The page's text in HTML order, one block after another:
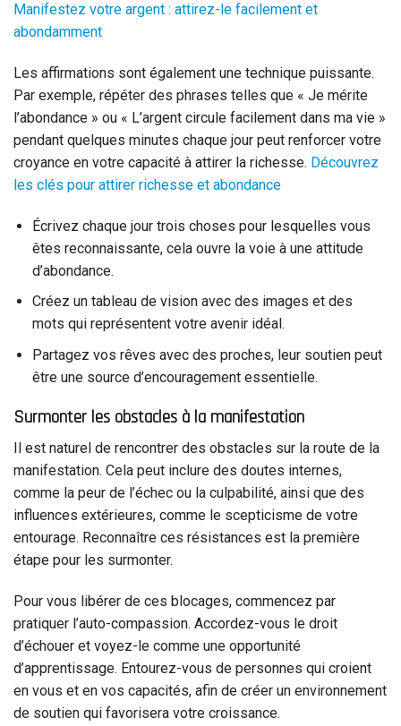
Manifestez votre argent : attirez-le facilement et
abondamment
Les affirmations sont également une technique puissante.
Par exemple, répéter des phrases telles que « Je mérite
l’abondance » ou « L’argent circule facilement dans ma vie »
pendant quelques minutes chaque jour peut renforcer votre
croyance en votre capacité à attirer la richesse. Découvrez
les clés pour attirer richesse et abondance
Écrivez chaque jour trois choses pour lesquelles vous
êtes reconnaissante, cela ouvre la voie à une attitude
d’abondance.
Créez un tableau de vision avec des images et des
mots qui représentent votre avenir idéal.
Partagez vos rêves avec des proches, leur soutien peut
être une source d’encouragement essentielle.
Surmonter les obstacles à la manifestation
Il est naturel de rencontrer des obstacles sur la route de la
manifestation. Cela peut inclure des doutes internes,
comme la peur de l’échec ou la culpabilité, ainsi que des
influences extérieures, comme le scepticisme de votre
entourage. Reconnaître ces résistances est la première
étape pour les surmonter.
Pour vous libérer de ces blocages, commencez par
pratiquer l’auto-compassion. Accordez-vous le droit
d’échouer et voyez-le comme une opportunité
d’apprentissage. Entourez-vous de personnes qui croient
en vous et en vos capacités, afin de créer un environnement
de soutien qui favorisera votre croissance.